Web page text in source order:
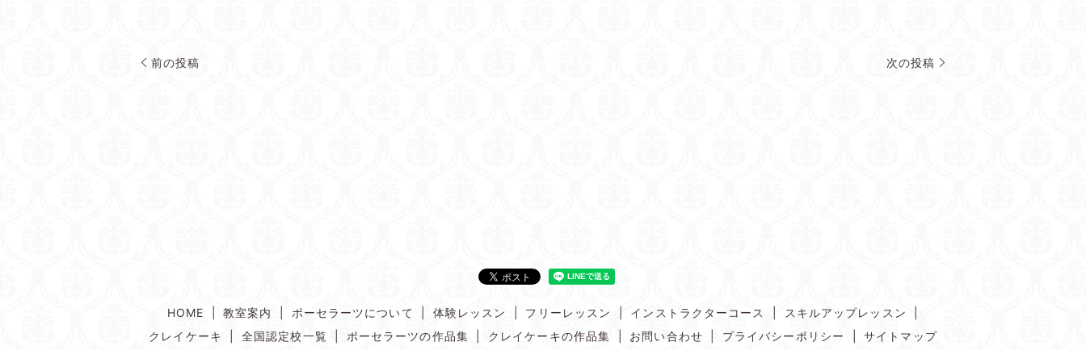
前の投稿 次の投稿
HOME 教室案内 ポーセラーツについて 体験レッスン フリーレッスン インストラクターコース
スキルアップレッスン
クレイケーキ
全国認定校一覧 ポーセラーツの作品集 クレイケーキの作品集 お問い合わせ プライバシーポリシー サイトマップ